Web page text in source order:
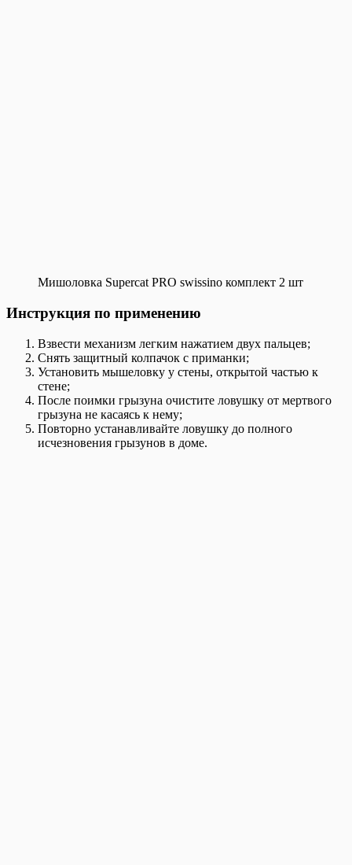
Мишоловка Supercat PRO swissino комплект 2 шт
Инструкция по применению
Взвести механизм легким нажатием двух пальцев;
Снять защитный колпачок с приманки;
Установить мышеловку у стены, открытой частью к
стене;
После поимки грызуна очистите ловушку от мертвого
грызуна не касаясь к нему;
Повторно устанавливайте ловушку до полного
исчезновения грызунов в доме.